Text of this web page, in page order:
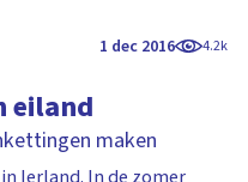
1 dec 2016 4.2k
eiland
maken